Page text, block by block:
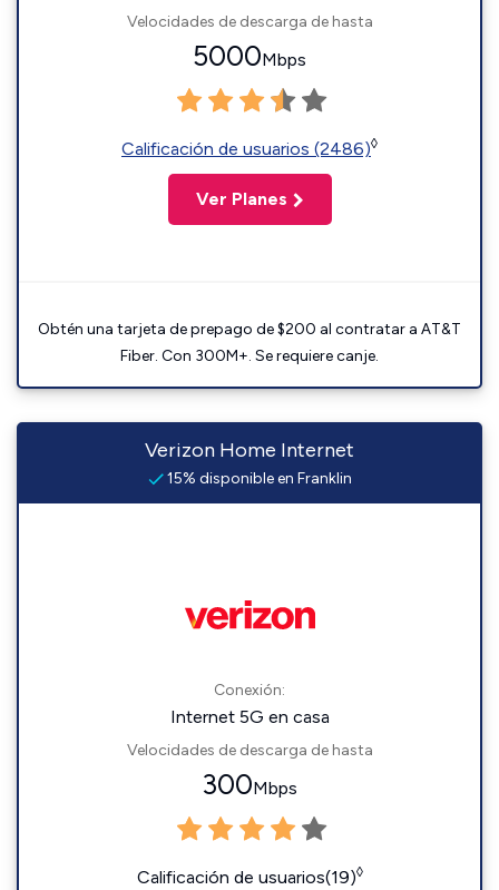
Velocidades de descarga de hasta
5000Mbps
Calificación de usuarios (2486)◊
Ver Planes
Obtén una tarjeta de prepago de $200 al contratar a AT&T
Fiber. Con 300M+. Se requiere canje.
Verizon Home Internet
15% disponible en Franklin
Conexión:
Internet 5G en casa
Velocidades de descarga de hasta
300Mbps
Calificación de usuarios(19)◊